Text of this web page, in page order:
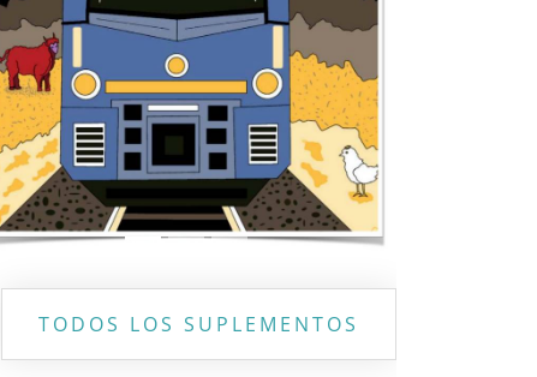
TODOS LOS SUPLEMENTOS